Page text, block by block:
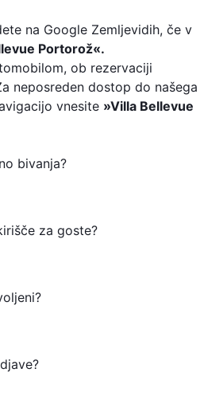
na Google Zemljevidih, če v
Portorož«.
ob rezervaciji
neposreden dostop do našega
vnesite »Villa Bellevue
bivanja?
za goste?